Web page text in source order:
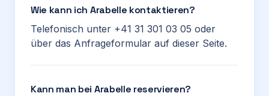
Wie kann ich Arabelle kontaktieren?
Telefonisch unter +41 31 301 03 05 oder
über das Anfrageformular auf dieser Seite.
Kann man bei Arabelle reservieren?